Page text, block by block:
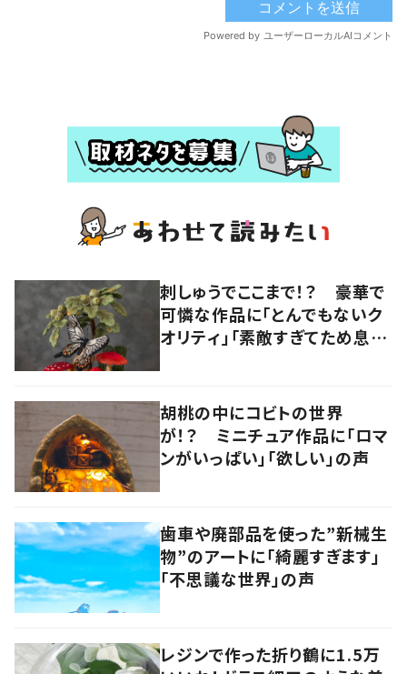
刺しゅうでここまで！？ 豪華で
可憐な作品に「とんでもないク
オリティ」「素敵すぎてため息出
胡桃の中にコビトの世界
が！？ ミニチュア作品に「ロマ
ンがいっぱい」「欲しい」の声
歯車や廃部品を使った”新械生
物”のアートに「綺麗すぎます」
「不思議な世界」の声
レジンで作った折り鶴に1.5万